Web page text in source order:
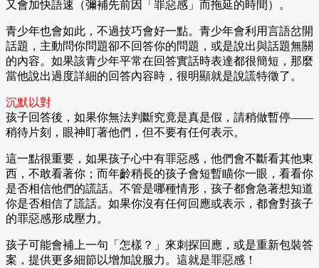
又會加快語速（彌補先前因「罪惡感」而拖延的時間）。
青少年也會如此，不過技巧會好一點。青少年會利用言語岔開
話題，主動問你問題卻不回答你的問題，或是說出與話題無關
的內容。如果該青少年平常在回答實話時表達都很簡短，那麼
當他說出過度詳細的回答內容時，很明顯就是說謊特徵了。
沉默以對
孩子回答後，如果你無法判斷究竟是真是假，請稍做暫停——
稍待片刻，眼神盯著他們，但不要有任何表示。
這一點很重要，如果孩子心中有罪惡感，他們會不斷看其他東
西，不敢看著你；而年齡稍長的孩子會短暫瞄你一眼，看看你
是否相信他們的謊話。不管是哪種情形，孩子都會急著想知道
你是否相信了謊話。如果你沒有任何回應或表示，都會對孩子
的罪惡感形成壓力。
孩子可能會補上一句「怎樣？」來刺探回應，或是重新包裝答
案，提供更多細節以增加說服力。這就是罪惡感！